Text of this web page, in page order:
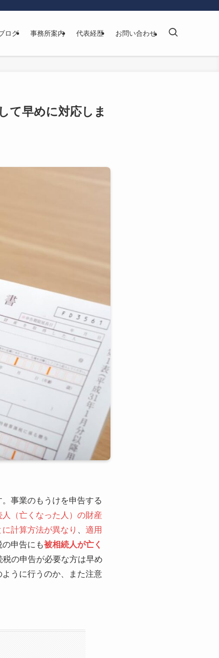
ログ 事務所案内 代表経歴 お問い合わせ
て早めに対応しま
事業のもうけを申告する
人（亡くなった人）の財産
計算方法が異なり 、 適用
申告にも被相続人が亡く
の申告が必要な方は早め
うに行うのか、また注意